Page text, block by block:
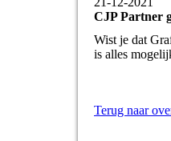
CJP Partner
Wist je dat
is alles
Terug naar